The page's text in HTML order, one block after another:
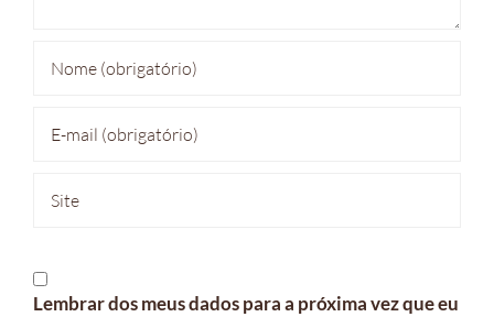
Lembrar dos meus dados para a próxima vez que eu